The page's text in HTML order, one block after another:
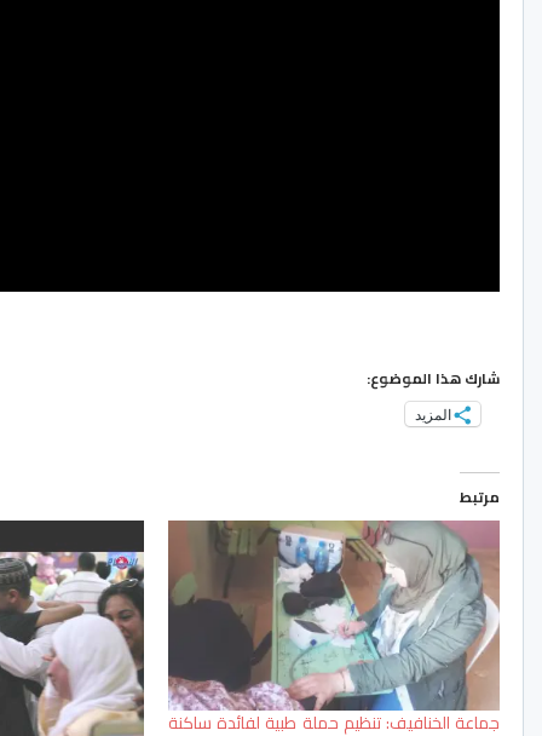
شارك هذا الموضوع:
المزيد
مرتبط
جماعة الخنافيف: تنظيم حملة طبية لفائدة ساكنة